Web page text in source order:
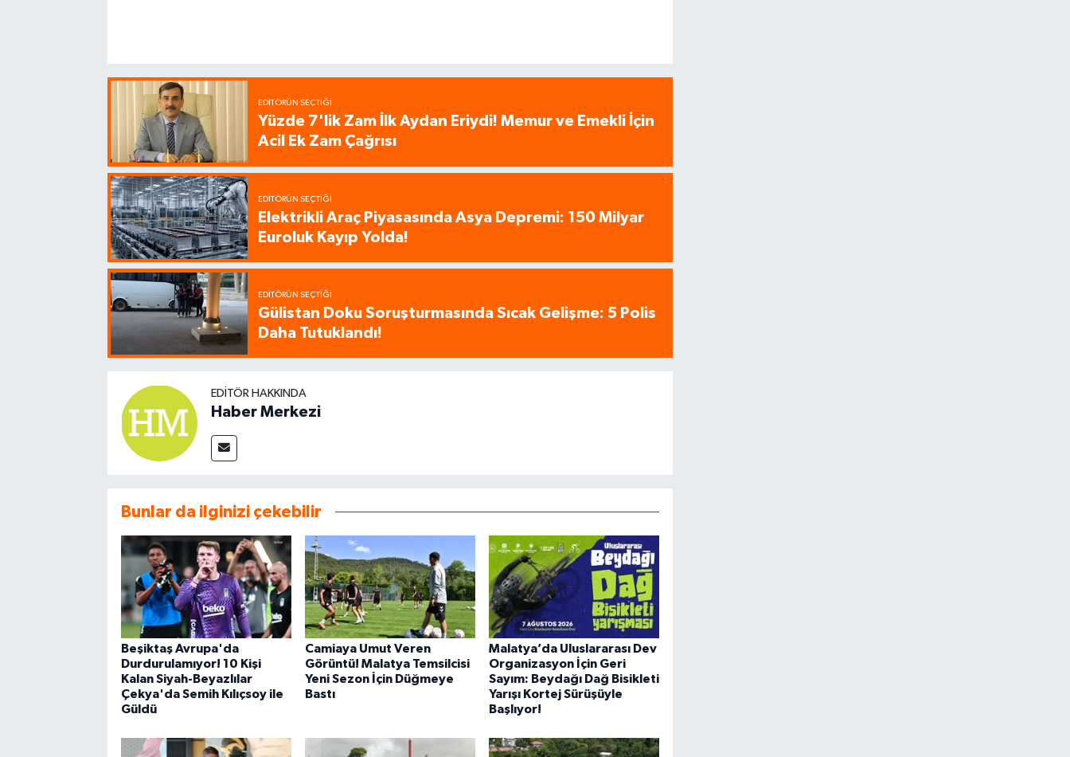
EDITÖRÜN SEÇTIĞI
Yüzde 7'lik Zam İlk Aydan Eriydi! Memur ve Emekli İçin
Acil Ek Zam Çağrısı
EDITÖRÜN SEÇTIĞI
Elektrikli Araç Piyasasında Asya Depremi: 150 Milyar
Euroluk Kayıp Yolda!
EDITÖRÜN SEÇTIĞI
Gülistan Doku Soruşturmasında Sıcak Gelişme: 5 Polis
Daha Tutuklandı!
EDITÖR HAKKINDA
Haber Merkezi
Bunlar da ilginizi çekebilir
Beşiktaş Avrupa'da
Durdurulamıyor! 10 Kişi
Kalan Siyah-Beyazlılar
Çekya'da Semih Kılıçsoy ile
Güldü
Camiaya Umut Veren
Görüntü! Malatya Temsilcisi
Yeni Sezon İçin Düğmeye
Bastı
Malatya’da Uluslararası Dev
Organizasyon İçin Geri
Sayım: Beydağı Dağ Bisikleti
Yarışı Kortej Sürüşüyle
Başlıyor!